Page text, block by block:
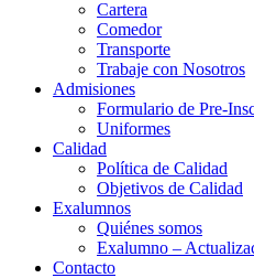
Cartera
Comedor
Transporte
Trabaje con Nosotros
Admisiones
Formulario de Pre-
Uniformes
Calidad
Política de Calidad
Objetivos de Calidad
Exalumnos
Quiénes somos
Exalumno –
Contacto